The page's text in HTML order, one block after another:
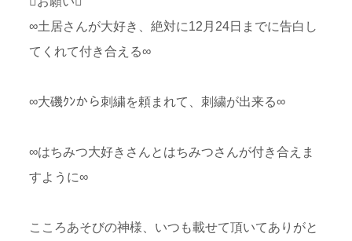
∞土居さんが大好き、絶対に12月24日までに告白し
てくれて付き合える∞
∞大磯ｸﾝから刺繍を頼まれて、刺繍が出来る∞
∞はちみつ大好きさんとはちみつさんが付き合えま
すように∞
こころあそびの神様、いつも載せて頂いてありがと